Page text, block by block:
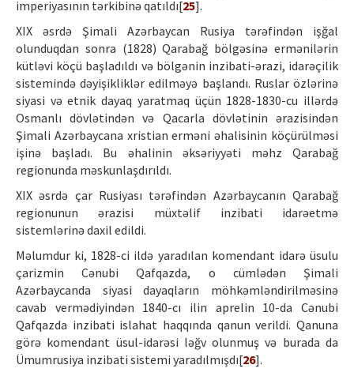
imperiyasının tərkibinə qatıldı[25].
XIX əsrdə Şimali Azərbaycan Rusiya tərəfindən işğal
olunduqdan sonra (1828) Qarabağ bölgəsinə ermənilərin
kütləvi köçü başladıldı və bölgənin inzibati-ərazi, idarəçilik
sistemində dəyişikliklər edilməyə başlandı. Ruslar özlərinə
siyasi və etnik dayaq yaratmaq üçün 1828-1830-cu illərdə
Osmanlı dövlətindən və Qacarla dövlətinin ərazisindən
Şimali Azərbaycana xristian erməni əhalisinin köçürülməsi
işinə başladı. Bu əhalinin əksəriyyəti məhz Qarabağ
regionunda məskunlaşdırıldı.
XIX əsrdə çar Rusiyası tərəfindən Azərbaycanın Qarabağ
regionunun ərazisi müxtəlif inzibati idarəetmə
sistemlərinə daxil edildi.
Məlumdur ki, 1828-ci ildə yaradılan komendant idarə üsulu
çarizmin Cənubi Qafqazda, o cümlədən Şimali
Azərbaycanda siyasi dayaqların möhkəmləndirilməsinə
cavab vermədiyindən 1840-cı ilin aprelin 10-da Cənubi
Qafqazda inzibati islahat haqqında qanun verildi. Qanuna
görə komendant üsul-idarəsi ləğv olunmuş və burada da
Ümumrusiya inzibati sistemi yaradılmışdı[26].